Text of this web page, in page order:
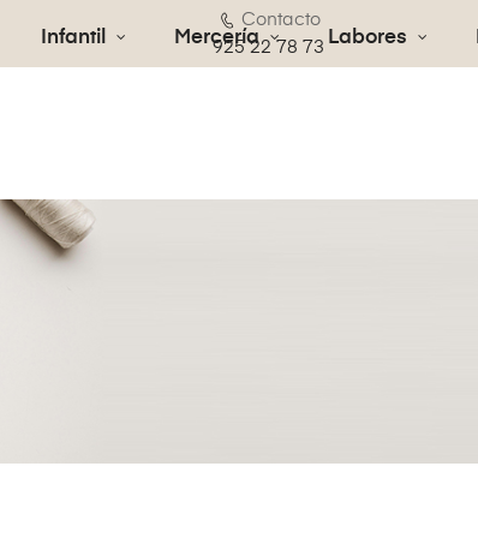
Contacto
925 22 78 73
Infantil Mercería Labores